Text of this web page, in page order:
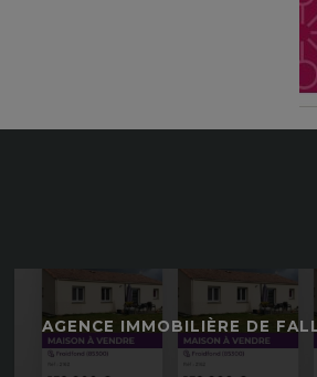
AGENCE IMMOBILIÈRE DE